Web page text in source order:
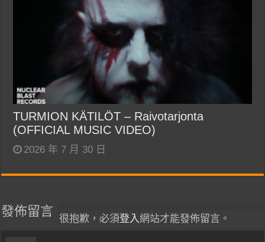
TURMION KÄTILÖT – Raivotarjonta
(OFFICIAL MUSIC VIDEO)
2026 年 7 月 30 日
發佈留言
很抱歉，必須登入網站才能發佈留言。